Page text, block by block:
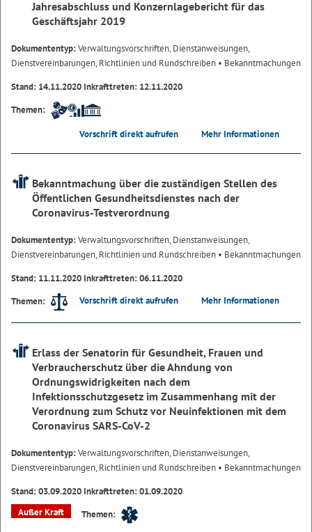
Jahresabschluss und Konzernlagebericht für das
Geschäftsjahr 2019
Dokumententyp:Verwaltungsvorschriften, Dienstanweisungen,
Dienstvereinbarungen, Richtlinien und Rundschreiben • Bekanntmachungen
Stand: 14.11.2020 Inkrafttreten: 12.11.2020
Themen:
Vorschrift direkt aufrufen Mehr Informationen
Bekanntmachung über die zuständigen Stellen des
Öffentlichen Gesundheitsdienstes nach der
Coronavirus-Testverordnung
Dokumententyp:Verwaltungsvorschriften, Dienstanweisungen,
Dienstvereinbarungen, Richtlinien und Rundschreiben • Bekanntmachungen
Stand: 11.11.2020 Inkrafttreten: 06.11.2020
Themen:
Vorschrift direkt aufrufen Mehr Informationen
Erlass der Senatorin für Gesundheit, Frauen und
Verbraucherschutz über die Ahndung von
Ordnungswidrigkeiten nach dem
Infektionsschutzgesetz im Zusammenhang mit der
Verordnung zum Schutz vor Neuinfektionen mit dem
Coronavirus SARS-CoV-2
Dokumententyp:Verwaltungsvorschriften, Dienstanweisungen,
Dienstvereinbarungen, Richtlinien und Rundschreiben • Bekanntmachungen
Stand: 03.09.2020 Inkrafttreten: 01.09.2020
Außer Kraft
Themen: